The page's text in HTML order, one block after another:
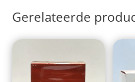
Gerelateerde